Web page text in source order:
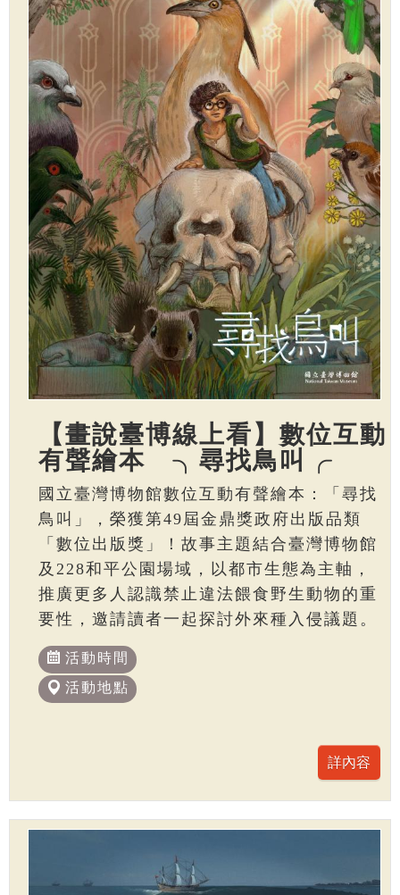
【畫說臺博線上看】數位互動
有聲繪本 ╮尋找鳥叫╭
國立臺灣博物館數位互動有聲繪本：「尋找
鳥叫」，榮獲第49屆金鼎獎政府出版品類
「數位出版獎」！故事主題結合臺灣博物館
及228和平公園場域，以都市生態為主軸，
推廣更多人認識禁止違法餵食野生動物的重
要性，邀請讀者一起探討外來種入侵議題。
活動時間
活動地點